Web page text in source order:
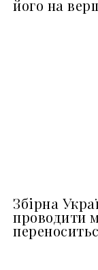
його на
Збірна
проводити